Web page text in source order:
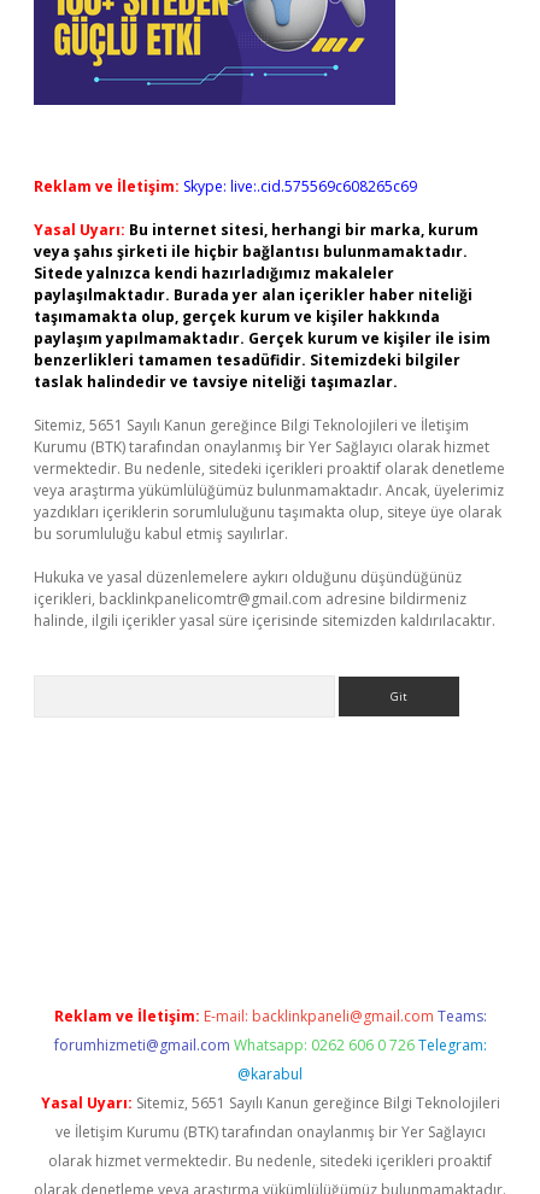
Reklam ve İletişim: Skype: live:.cid.575569c608265c69
Yasal Uyarı: Bu internet sitesi, herhangi bir marka, kurum
veya şahıs şirketi ile hiçbir bağlantısı bulunmamaktadır.
Sitede yalnızca kendi hazırladığımız makaleler
paylaşılmaktadır. Burada yer alan içerikler haber niteliği
taşımamakta olup, gerçek kurum ve kişiler hakkında
paylaşım yapılmamaktadır. Gerçek kurum ve kişiler ile isim
benzerlikleri tamamen tesadüfidir. Sitemizdeki bilgiler
taslak halindedir ve tavsiye niteliği taşımazlar.
Sitemiz, 5651 Sayılı Kanun gereğince Bilgi Teknolojileri ve İletişim
Kurumu (BTK) tarafından onaylanmış bir Yer Sağlayıcı olarak hizmet
vermektedir. Bu nedenle, sitedeki içerikleri proaktif olarak denetleme
veya araştırma yükümlülüğümüz bulunmamaktadır. Ancak, üyelerimiz
yazdıkları içeriklerin sorumluluğunu taşımakta olup, siteye üye olarak
bu sorumluluğu kabul etmiş sayılırlar.
Hukuka ve yasal düzenlemelere aykırı olduğunu düşündüğünüz
içerikleri, backlinkpanelicomtr@gmail.com adresine bildirmeniz
halinde, ilgili içerikler yasal süre içerisinde sitemizden kaldırılacaktır.
Reklam ve İletişim: E-mail: backlinkpaneli@gmail.com Teams:
forumhizmeti@gmail.com Whatsapp: 0262 606 0 726 Telegram:
@karabul
Yasal Uyarı: Sitemiz, 5651 Sayılı Kanun gereğince Bilgi Teknolojileri
ve İletişim Kurumu (BTK) tarafından onaylanmış bir Yer Sağlayıcı
olarak hizmet vermektedir. Bu nedenle, sitedeki içerikleri proaktif
olarak denetleme veya araştırma yükümlülüğümüz bulunmamaktadır.